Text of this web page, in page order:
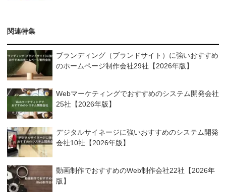
関連特集
ブランディング（ブランドサイト）に強いおすすめ
のホームページ制作会社29社【2026年版】
Webマーケティングでおすすめのシステム開発会社
25社【2026年版】
デジタルサイネージに強いおすすめのシステム開発
会社10社【2026年版】
動画制作でおすすめのWeb制作会社22社【2026年
版】